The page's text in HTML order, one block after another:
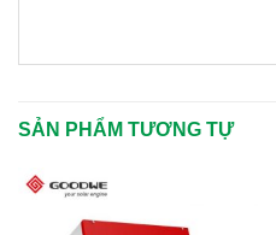
SẢN PHẨM TƯƠNG TỰ